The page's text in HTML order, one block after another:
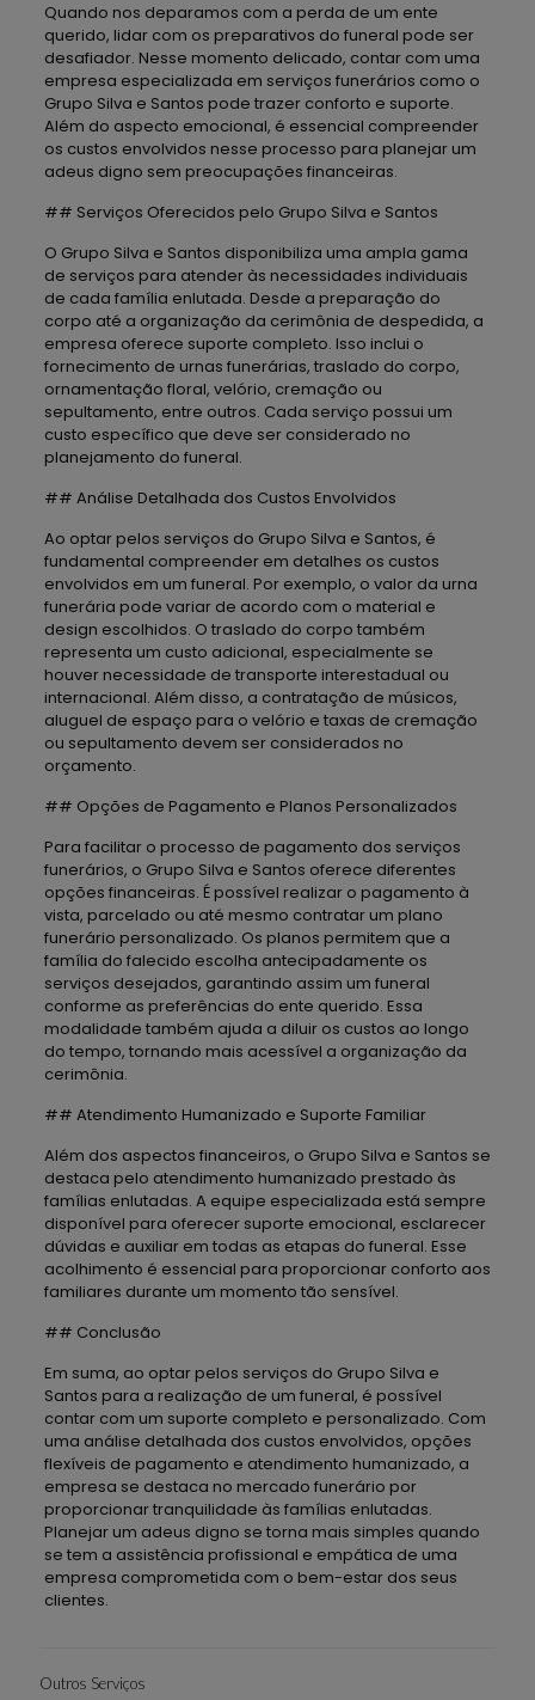
Quando nos deparamos com a perda de um ente
querido, lidar com os preparativos do funeral pode ser
desafiador. Nesse momento delicado, contar com uma
empresa especializada em serviços funerários como o
Grupo Silva e Santos pode trazer conforto e suporte.
Além do aspecto emocional, é essencial compreender
os custos envolvidos nesse processo para planejar um
adeus digno sem preocupações financeiras.
## Serviços Oferecidos pelo Grupo Silva e Santos
O Grupo Silva e Santos disponibiliza uma ampla gama
de serviços para atender às necessidades individuais
de cada família enlutada. Desde a preparação do
corpo até a organização da cerimônia de despedida, a
empresa oferece suporte completo. Isso inclui o
fornecimento de urnas funerárias, traslado do corpo,
ornamentação floral, velório, cremação ou
sepultamento, entre outros. Cada serviço possui um
custo específico que deve ser considerado no
planejamento do funeral.
## Análise Detalhada dos Custos Envolvidos
Ao optar pelos serviços do Grupo Silva e Santos, é
fundamental compreender em detalhes os custos
envolvidos em um funeral. Por exemplo, o valor da urna
funerária pode variar de acordo com o material e
design escolhidos. O traslado do corpo também
representa um custo adicional, especialmente se
houver necessidade de transporte interestadual ou
internacional. Além disso, a contratação de músicos,
aluguel de espaço para o velório e taxas de cremação
ou sepultamento devem ser considerados no
orçamento.
## Opções de Pagamento e Planos Personalizados
Para facilitar o processo de pagamento dos serviços
funerários, o Grupo Silva e Santos oferece diferentes
opções financeiras. É possível realizar o pagamento à
vista, parcelado ou até mesmo contratar um plano
funerário personalizado. Os planos permitem que a
família do falecido escolha antecipadamente os
serviços desejados, garantindo assim um funeral
conforme as preferências do ente querido. Essa
modalidade também ajuda a diluir os custos ao longo
do tempo, tornando mais acessível a organização da
cerimônia.
## Atendimento Humanizado e Suporte Familiar
Além dos aspectos financeiros, o Grupo Silva e Santos se
destaca pelo atendimento humanizado prestado às
famílias enlutadas. A equipe especializada está sempre
disponível para oferecer suporte emocional, esclarecer
dúvidas e auxiliar em todas as etapas do funeral. Esse
acolhimento é essencial para proporcionar conforto aos
familiares durante um momento tão sensível.
## Conclusão
Em suma, ao optar pelos serviços do Grupo Silva e
Santos para a realização de um funeral, é possível
contar com um suporte completo e personalizado. Com
uma análise detalhada dos custos envolvidos, opções
flexíveis de pagamento e atendimento humanizado, a
empresa se destaca no mercado funerário por
proporcionar tranquilidade às famílias enlutadas.
Planejar um adeus digno se torna mais simples quando
se tem a assistência profissional e empática de uma
empresa comprometida com o bem-estar dos seus
clientes.
Outros Serviços